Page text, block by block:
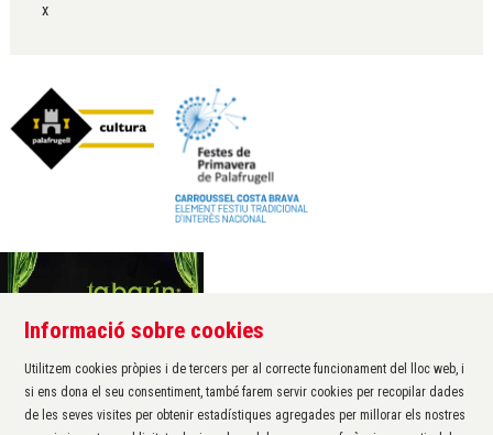
x
Àrea de cultura de l'Ajuntament de Palafrugell
Carrer Santa Margarida, 1
17200 Palafrugell
972 611 172 ·
cultura@palafrugell.cat
Informació sobre cookies
Utilitzem cookies pròpies i de tercers per al correcte funcionament del lloc web, i
si ens dona el seu consentiment, també farem servir cookies per recopilar dades
de les seves visites per obtenir estadístiques agregades per millorar els nostres